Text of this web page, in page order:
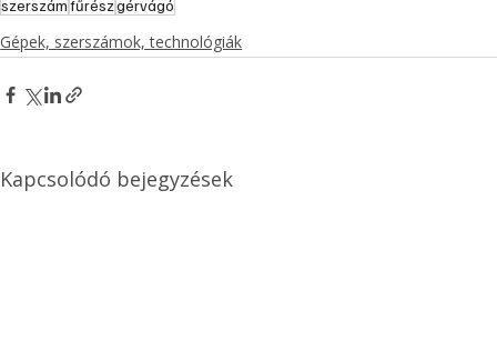
szerszámfűrészgérvágó
Gépek, szerszámok, technológiák
Kapcsolódó bejegyzések